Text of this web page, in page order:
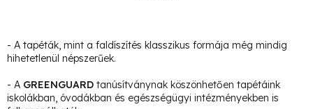
- A tapéták, mint a faldíszítés klasszikus formája még mindig
hihetetlenül népszerűek.
- A GREENGUARD tanúsítványnak köszönhetően tapétáink
iskolákban, óvodákban és egészségügyi intézményekben is